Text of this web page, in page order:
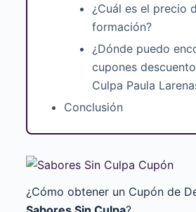
¿Cuál es el precio
formación?
¿Dónde puedo
cupones
Culpa Paula
Conclusión
¿Cómo obtener un Cupón de